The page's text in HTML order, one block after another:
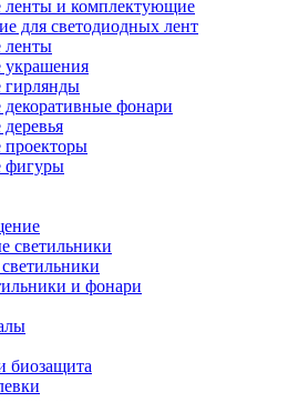
ленты и комплектующие
для светодиодных лент
ленты
украшения
гирлянды
фонари
фигуры
светильники
и фонари
биозащита